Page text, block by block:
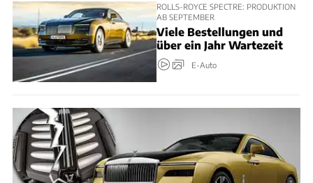
ROLLS-ROYCE SPECTRE: PRODUKTION
AB SEPTEMBER
Viele Bestellungen und
über ein Jahr Wartezeit
E-Auto